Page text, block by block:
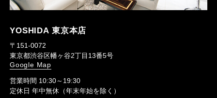
YOSHIDA 東京本店
〒151-0072
東京都渋谷区幡ヶ谷2丁目13番5号
Google Map
営業時間 10:30～19:30
定休日 年中無休（年末年始を除く）